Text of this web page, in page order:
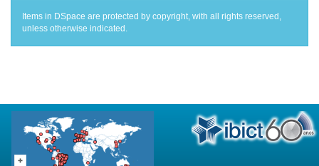
Items in DSpace are protected by copyright, with all rights reserved,
unless otherwise indicated.